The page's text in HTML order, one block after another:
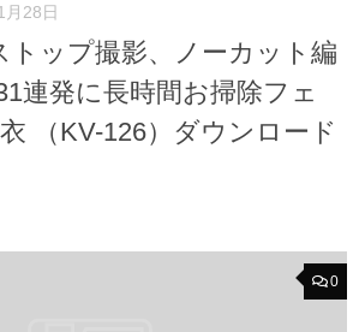
月28日
トップ撮影、ノーカット編
連発に長時間お掃除フェ
（KV-126）ダウンロード
0